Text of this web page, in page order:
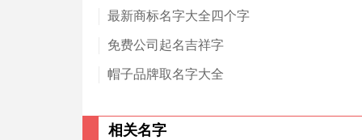
最新商标名字大全四个字
免费公司起名吉祥字
帽子品牌取名字大全
相关名字